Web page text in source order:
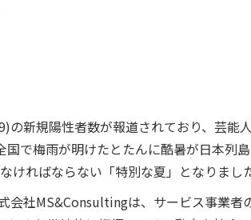
の新規陽性者数が報道されており、芸能
で梅雨が明けたとたんに酷暑が日本列
ければならない「特別な夏」となりまし
会社MS&Consultingは、サービス事業者